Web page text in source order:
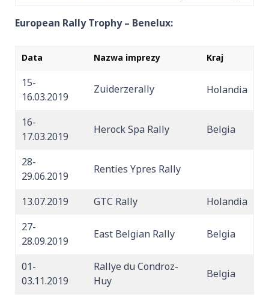
European Rally Trophy – Benelux:
Data Nazwa imprezy Kraj
15-
16.03.2019
Zuiderzerally Holandia
16-
17.03.2019
Herock Spa Rally Belgia
28-
29.06.2019
Renties Ypres Rally
13.07.2019 GTC Rally
Holandia
27-
28.09.2019
East Belgian Rally Belgia
01-
03.11.2019
Rallye du Condroz-
Huy
Belgia